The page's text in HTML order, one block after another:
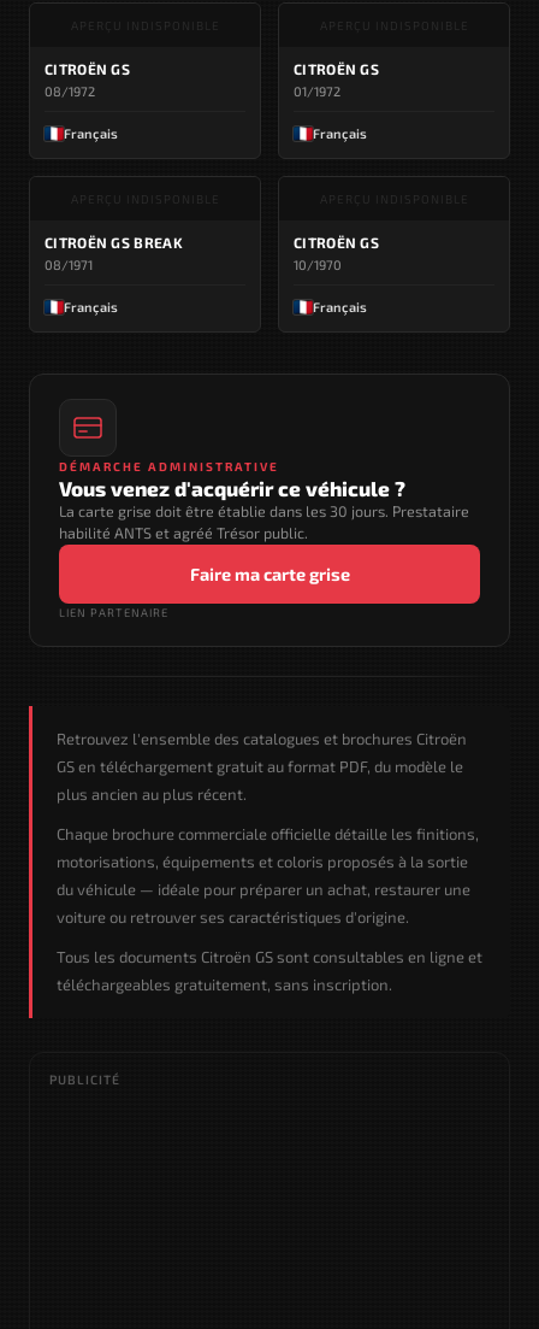
APERÇU INDISPONIBLE
CITROËN GS
08/1972
Français
APERÇU INDISPONIBLE
CITROËN GS
01/1972
Français
APERÇU INDISPONIBLE
CITROËN GS BREAK
08/1971
Français
APERÇU INDISPONIBLE
CITROËN GS
10/1970
Français
DÉMARCHE ADMINISTRATIVE
Vous venez d'acquérir ce véhicule ?
La carte grise doit être établie dans les 30 jours. Prestataire
habilité ANTS et agréé Trésor public.
Faire ma carte grise
LIEN PARTENAIRE
Retrouvez l'ensemble des catalogues et brochures Citroën
GS en téléchargement gratuit au format PDF, du modèle le
plus ancien au plus récent.
Chaque brochure commerciale officielle détaille les finitions,
motorisations, équipements et coloris proposés à la sortie
du véhicule — idéale pour préparer un achat, restaurer une
voiture ou retrouver ses caractéristiques d'origine.
Tous les documents Citroën GS sont consultables en ligne et
téléchargeables gratuitement, sans inscription.
PUBLICITÉ